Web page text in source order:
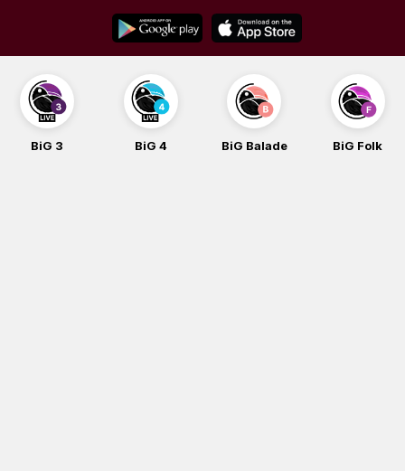
content
BiG 3 BiG 4 BiG Balade BiG Folk